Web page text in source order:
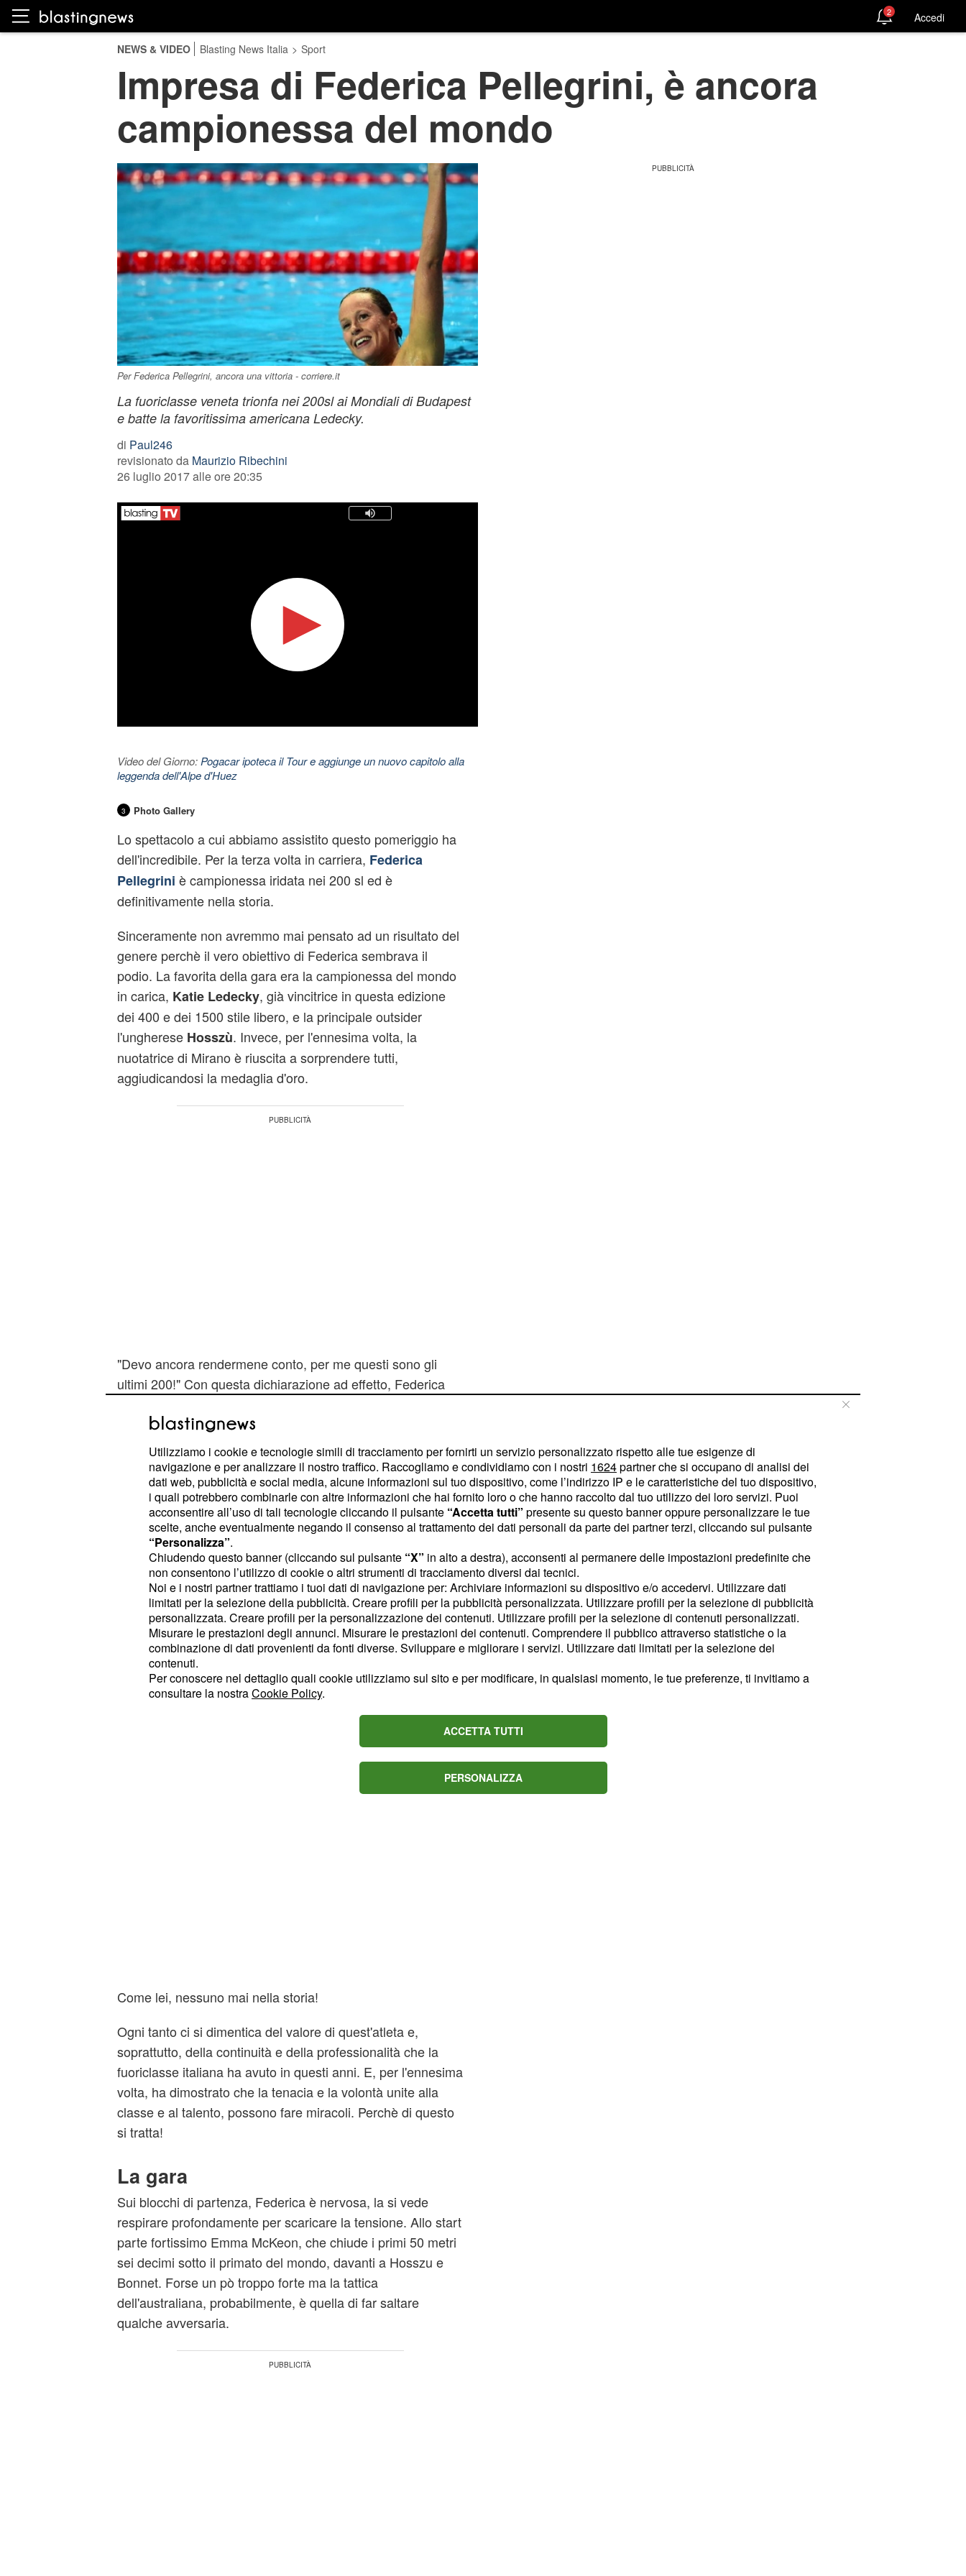
2 Accedi
NEWS & VIDEO Blasting News Italia > Sport
Impresa di Federica Pellegrini, è ancora
campionessa del mondo
Per Federica Pellegrini, ancora una vittoria - corriere.it
La fuoriclasse veneta trionfa nei 200sl ai Mondiali di Budapest
e batte la favoritissima americana Ledecky.
di Paul246
revisionato da Maurizio Ribechini
26 luglio 2017 alle ore 20:35
Video del Giorno: Pogacar ipoteca il Tour e aggiunge un nuovo capitolo alla
leggenda dell'Alpe d'Huez
3 Photo Gallery
Lo spettacolo a cui abbiamo assistito questo pomeriggio ha
dell'incredibile. Per la terza volta in carriera, Federica
Pellegrini è campionessa iridata nei 200 sl ed è
definitivamente nella storia.
Sinceramente non avremmo mai pensato ad un risultato del
genere perchè il vero obiettivo di Federica sembrava il
podio. La favorita della gara era la campionessa del mondo
in carica, Katie Ledecky, già vincitrice in questa edizione
dei 400 e dei 1500 stile libero, e la principale outsider
l'ungherese Hosszù. Invece, per l'ennesima volta, la
nuotatrice di Mirano è riuscita a sorprendere tutti,
aggiudicandosi la medaglia d'oro.
"Devo ancora rendermene conto, per me questi sono gli
ultimi 200!" Con questa dichiarazione ad effetto, Federica
ottenuta ai Mondiali di Budapest nella sua gara preferita. La
campionessa italiana è, senza alcun dubbio, la più grande
nuotatrice italiana di tutti i tempi e una delle atlete che
hanno fatto la storia del nuoto a livello mondiale.
I numeri di una carriera strabiliante
Non è probabilmente la donna più simpatica dellosport
italiano e, in alcuni periodi della sua carriera, ha fatto parlare
di se più per il gossip che per le imprese sportive. Ma è
indubbio che le qualità atletiche e mentali di questa ragazza
sono uniche.
I numeri della Pellegrini ai Mondiali sono impressionanti :
settimo podio consecutivoe terza medaglia d'oro sui
Come lei, nessuno mai nella storia!
Ogni tanto ci si dimentica del valore di quest'atleta e,
soprattutto, della continuità e della professionalità che la
fuoriclasse italiana ha avuto in questi anni. E, per l'ennesima
volta, ha dimostrato che la tenacia e la volontà unite alla
classe e al talento, possono fare miracoli. Perchè di questo
si tratta!
La gara
Sui blocchi di partenza, Federica è nervosa, la si vede
respirare profondamente per scaricare la tensione. Allo start
parte fortissimo Emma McKeon, che chiude i primi 50 metri
sei decimi sotto il primato del mondo, davanti a Hosszu e
Bonnet. Forse un pò troppo forte ma la tattica
dell'australiana, probabilmente, è quella di far saltare
qualche avversaria.
Utilizziamo i cookie e tecnologie simili di tracciamento per fornirti un servizio personalizzato rispetto alle tue esigenze di
navigazione e per analizzare il nostro traffico. Raccogliamo e condividiamo con i nostri 1624partner che si occupano di analisi dei
dati web, pubblicità e social media, alcune informazioni sul tuo dispositivo, come l’indirizzo IP e le caratteristiche del tuo dispositivo,
i quali potrebbero combinarle con altre informazioni che hai fornito loro o che hanno raccolto dal tuo utilizzo dei loro servizi. Puoi
acconsentire all’uso di tali tecnologie cliccando il pulsante “Accetta tutti” presente su questo banner oppure personalizzare le tue
scelte, anche eventualmente negando il consenso al trattamento dei dati personali da parte dei partner terzi, cliccando sul pulsante
“Personalizza”.
Chiudendo questo banner (cliccando sul pulsante “X” in alto a destra), acconsenti al permanere delle impostazioni predefinite che
non consentono l’utilizzo di cookie o altri strumenti di tracciamento diversi dai tecnici.
Noi e i nostri partner trattiamo i tuoi dati di navigazione per: Archiviare informazioni su dispositivo e/o accedervi. Utilizzare dati
limitati per la selezione della pubblicità. Creare profili per la pubblicità personalizzata. Utilizzare profili per la selezione di pubblicità
personalizzata. Creare profili per la personalizzazione dei contenuti. Utilizzare profili per la selezione di contenuti personalizzati.
Misurare le prestazioni degli annunci. Misurare le prestazioni dei contenuti. Comprendere il pubblico attraverso statistiche o la
combinazione di dati provenienti da fonti diverse. Sviluppare e migliorare i servizi. Utilizzare dati limitati per la selezione dei
contenuti.
Per conoscere nel dettaglio quali cookie utilizziamo sul sito e per modificare, in qualsiasi momento, le tue preferenze, ti invitiamo a
consultare la nostraCookie Policy.
ACCETTA TUTTI
PERSONALIZZA